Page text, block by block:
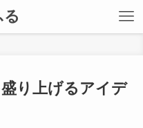
り上げるアイデ